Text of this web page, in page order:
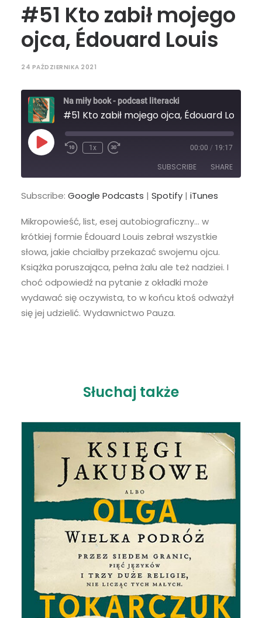
#51 Kto zabił mojego
ojca, Édouard Louis
24 PAŹDZIERNIKA 2021
Na miły book - podcast literacki
#51 Kto zabił mojego ojca, Édouard Louis
Play
Episode
1x 00:00 / 19:17
SUBSCRIBE SHARE
Google Podcasts Spotify
iTunes
RSS FEED
SHARE
LINK
EMBED
Subscribe: Google Podcasts | Spotify | iTunes
Mikropowieść, list, esej autobiograficzny… w
krótkiej formie Édouard Louis zebrał wszystkie
słowa, jakie chciałby przekazać swojemu ojcu.
Książka poruszająca, pełna żalu ale też nadziei. I
choć odpowiedź na pytanie z okładki może
wydawać się oczywista, to w końcu ktoś odważył
się jej udzielić. Wydawnictwo Pauza.
Słuchaj także